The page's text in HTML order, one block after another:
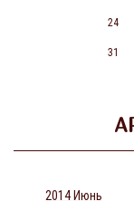
24
31
2014 Июнь